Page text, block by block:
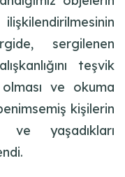
sergilenen
teşvik
ve okuma
kişilerin
yaşadıkları